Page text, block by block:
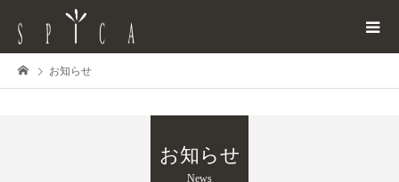
お知らせ
お知らせ
News